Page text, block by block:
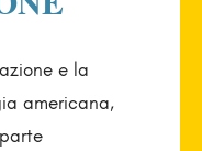
e la
americana,